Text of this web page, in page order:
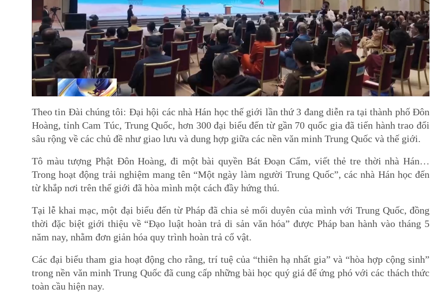
Theo tin Đài chúng tôi: Đại hội các nhà Hán học thế giới lần thứ 3 đang diễn ra tại thành phố Đôn
Hoàng, tỉnh Cam Túc, Trung Quốc, hơn 300 đại biểu đến từ gần 70 quốc gia đã tiến hành trao đổi
sâu rộng về các chủ đề như giao lưu và dung hợp giữa các nền văn minh Trung Quốc và thế giới.
Tô màu tượng Phật Đôn Hoàng, đi một bài quyền Bát Đoạn Cẩm, viết thẻ tre thời nhà Hán…
Trong hoạt động trải nghiệm mang tên “Một ngày làm người Trung Quốc”, các nhà Hán học đến
từ khắp nơi trên thế giới đã hòa mình một cách đầy hứng thú.
Tại lễ khai mạc, một đại biểu đến từ Pháp đã chia sẻ mối duyên của mình với Trung Quốc, đồng
thời đặc biệt giới thiệu về “Đạo luật hoàn trả di sản văn hóa” được Pháp ban hành vào tháng 5
năm nay, nhằm đơn giản hóa quy trình hoàn trả cổ vật.
Các đại biểu tham gia hoạt động cho rằng, trí tuệ của “thiên hạ nhất gia” và “hòa hợp cộng sinh”
trong nền văn minh Trung Quốc đã cung cấp những bài học quý giá để ứng phó với các thách thức
toàn cầu hiện nay.